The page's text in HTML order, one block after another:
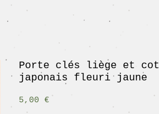
Porte clés liège et
japonais fleuri jaune
5,00 €